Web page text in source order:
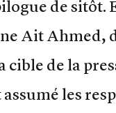
de sitôt.
Ait Ahmed,
cible de la
les